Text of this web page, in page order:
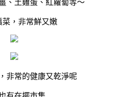
、土雞蛋、紅蘿蔔等～
菜，非常鮮又嫩
非常的健康又乾淨呢